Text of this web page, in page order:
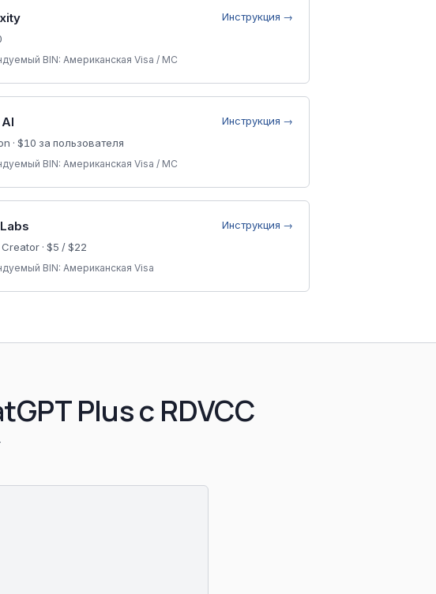
BIN: Американская Visa / MC
Инструкция →
· $10 за пользователя
BIN: Американская Visa / MC
Инструкция →
· $5 / $22
BIN: Американская Visa
Инструкция →
Plus с RDVCC